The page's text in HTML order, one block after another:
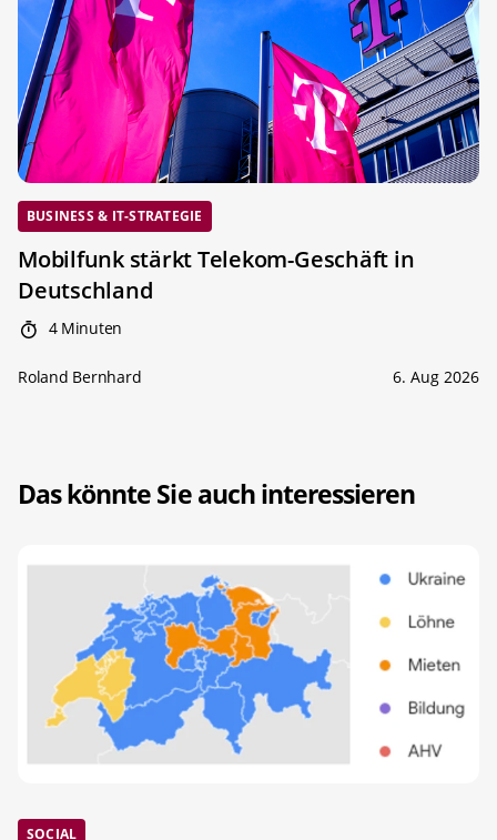
BUSINESS & IT-STRATEGIE
Mobilfunk stärkt Telekom-Geschäft in
Deutschland
4 Minuten
Roland Bernhard 6. Aug 2026
Das könnte Sie auch interessieren
SOCIAL